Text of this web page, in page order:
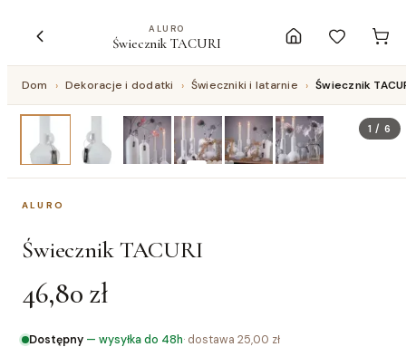
ALURO
Świecznik TACURI
Dom › Dekoracje i dodatki › Świeczniki i latarnie › Świecznik
1 /6
ALURO
Świecznik TACURI
46,80 zł
Dostępny — wysyłka do 48h· dostawa 25,00 zł